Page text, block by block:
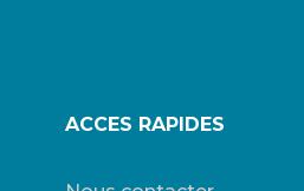
ACCES RAPIDES